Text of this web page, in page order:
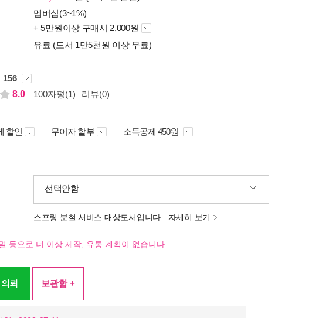
멤버십(3~1%)
+ 5만원이상 구매시 2,000원
유료 (도서 1만5천원 이상 무료)
156
8.0
100자평(1) 리뷰(0)
할인 무이자 할부 소득공제 450원
선택안함
스프링 분철 서비스 대상도서입니다. 자세히 보기
등으로 더 이상 제작, 유통 계획이 없습니다.
뢰 보관함 +